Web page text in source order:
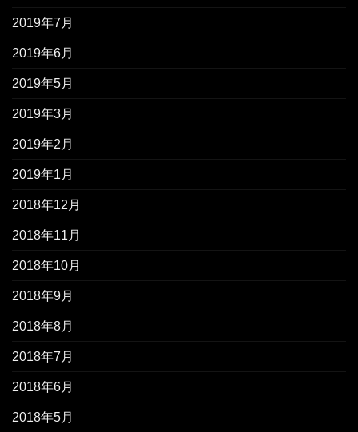
2019年7月
2019年6月
2019年5月
2019年3月
2019年2月
2019年1月
2018年12月
2018年11月
2018年10月
2018年9月
2018年8月
2018年7月
2018年6月
2018年5月